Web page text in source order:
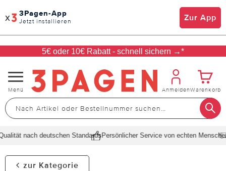
x 3Pagen-App
Jetzt installieren Zur App
5€ oder 10€ Rabatt - schnell sichern →*
Navigation
umschalten
Menü AnmeldenWarenkorb
nach deutschen StandardsPersönlicher Service von echten Menschen
zur Kategorie